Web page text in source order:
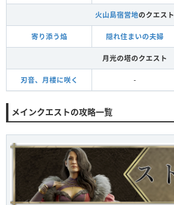
火山島宿営地のクエスト
寄り添う焔 隠れ住まいの夫婦
月光の塔のクエスト
刃音、月楼に咲く -
メインクエストの攻略一覧